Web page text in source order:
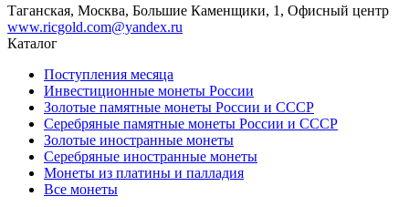
Таганская, Москва, Большие Каменщики, 1, Офисный центр
www.ricgold.com@yandex.ru
Каталог
Поступления месяца
Инвестиционные монеты России
Золотые памятные монеты России и СССР
Серебряные памятные монеты России и СССР
Золотые иностранные монеты
Серебряные иностранные монеты
Монеты из платины и палладия
Все монеты